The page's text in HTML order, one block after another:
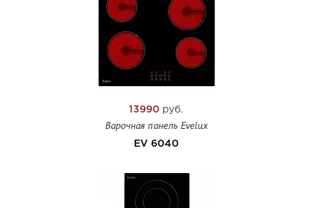
13990 руб.
Варочная панель Evelux
EV 6040